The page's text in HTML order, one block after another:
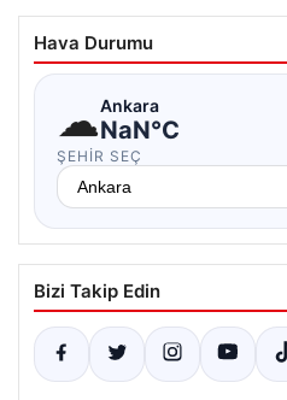
Hava Durumu
☁Ankara
NaN°C
ŞEHIR SEÇ
Bizi Takip Edin